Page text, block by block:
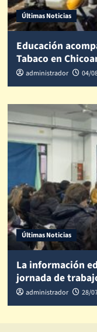
Últimas Noticias
Educación
Tabaco en
administrador 04/
Últimas Noticias
La información
jornada de
administrador 28/